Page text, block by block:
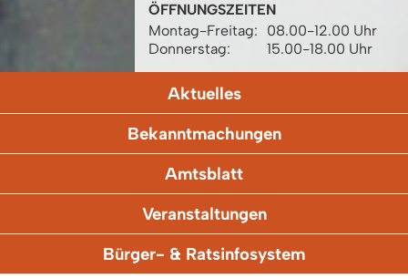
ÖFFNUNGSZEITEN
Montag-Freitag:
08.00-12.00 Uhr
Donnerstag:
15.00-18.00 Uhr
Aktuelles
Bekanntmachungen
Amtsblatt
Veranstaltungen
Bürger- & Ratsinfosystem